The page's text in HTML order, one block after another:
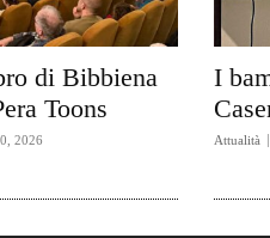
di Bibbiena
Toons
2026
I
Attualità